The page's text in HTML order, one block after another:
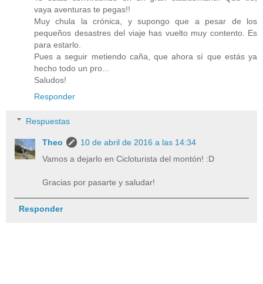
vaya aventuras te pegas!!
Muy chula la crónica, y supongo que a pesar de los
pequeños desastres del viaje has vuelto muy contento. Es
para estarlo.
Pues a seguir metiendo caña, que ahora sí que estás ya
hecho todo un pro...
Saludos!
Responder
Respuestas
Theo
10 de abril de 2016 a las 14:34
Vamos a dejarlo en Cicloturista del montón! :D
Gracias por pasarte y saludar!
Responder